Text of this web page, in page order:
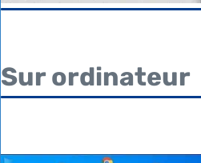
Sur ordinateur